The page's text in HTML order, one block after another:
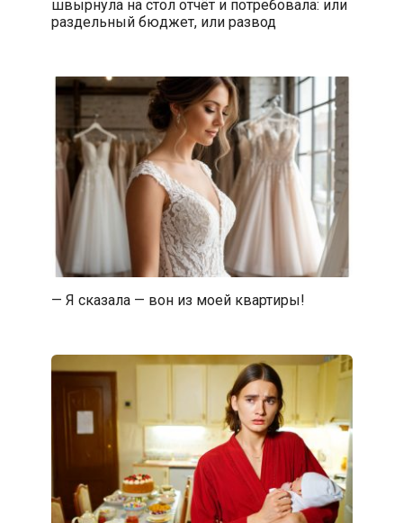
швырнула на стол отчёт и потребовала: или
раздельный бюджет, или развод
— Я сказала — вон из моей квартиры!